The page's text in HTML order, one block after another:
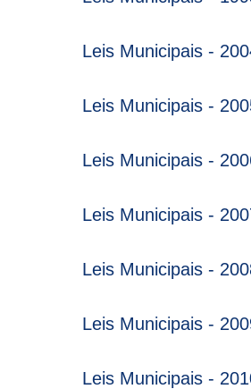
Leis Municipais -
Leis Municipais -
Leis Municipais -
Leis Municipais -
Leis Municipais -
Leis Municipais -
Leis Municipais -